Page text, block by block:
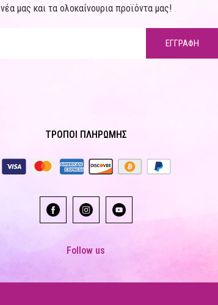
νέα μας και τα ολοκαίνουρια προϊόντα μας!
ΕΓΓΡΑΦΗ
ΤΡΟΠΟΙ ΠΛΗΡΩΜΗΣ
Follow us